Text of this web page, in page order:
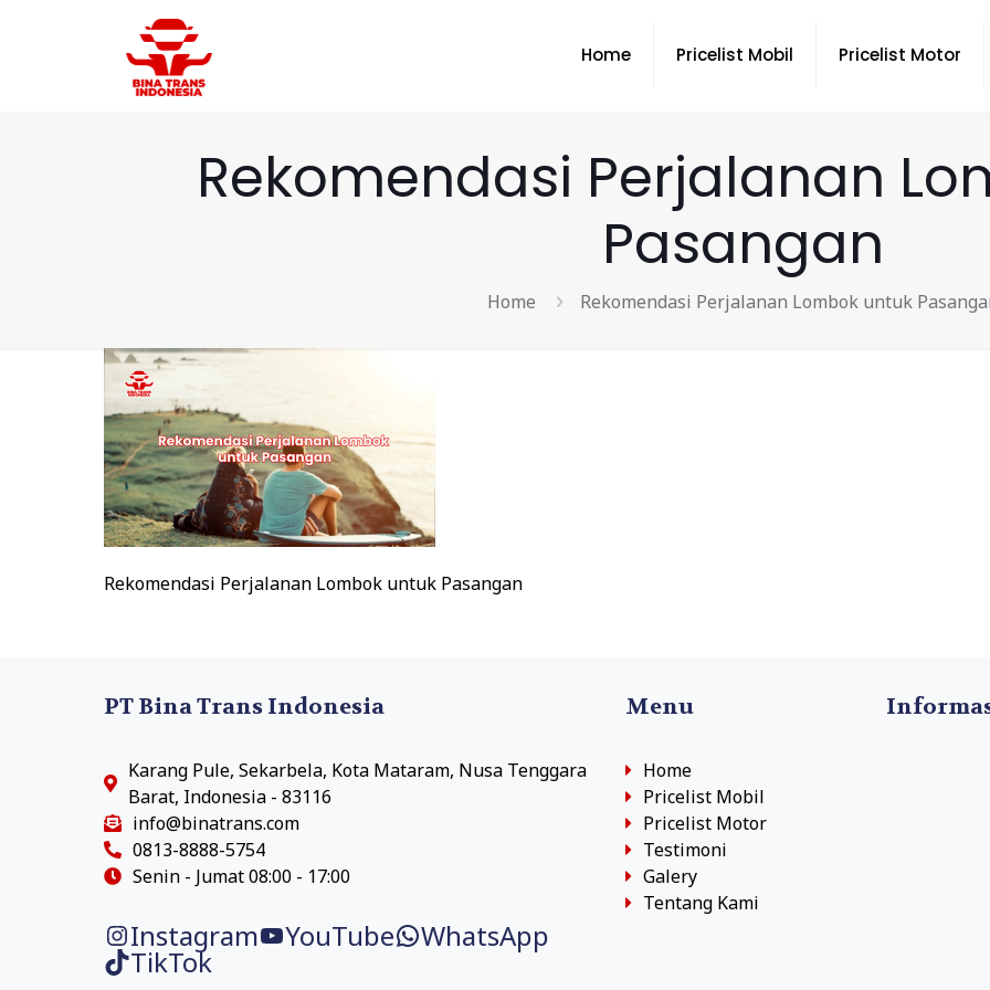
Home Pricelist Mobil Pricelist Motor
Rekomendasi Perjalanan
Pasangan
Home Rekomendasi Perjalanan Lombok untuk
Rekomendasi Perjalanan Lombok untuk Pasangan
PT Bina Trans Indonesia
Karang Pule, Sekarbela, Kota Mataram, Nusa Tenggara
Barat, Indonesia - 83116
info@binatrans.com
0813-8888-5754
Senin - Jumat 08:00 - 17:00
Instagram YouTube WhatsApp
TikTok
Menu
Home
Pricelist Mobil
Pricelist Motor
Testimoni
Galery
Tentang Kami